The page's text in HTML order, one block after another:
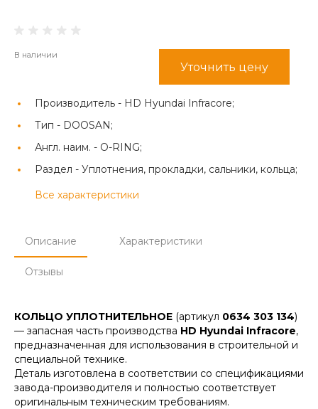
В наличии
Уточнить цену
Производитель - HD Hyundai Infracore;
Тип - DOOSAN;
Англ. наим. - O-RING;
Раздел - Уплотнения, прокладки, сальники, кольца;
Все характеристики
Описание Характеристики
Отзывы
КОЛЬЦО УПЛОТНИТЕЛЬНОЕ (артикул 0634 303 134)
— запасная часть производства HD Hyundai Infracore,
предназначенная для использования в строительной и
специальной технике.
Деталь изготовлена в соответствии со спецификациями
завода-производителя и полностью соответствует
оригинальным техническим требованиям.